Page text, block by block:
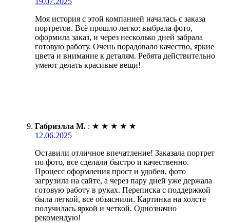
Моя история с этой компанией началась с заказа
портретов. Всё прошло легко: выбрала фото,
оформила заказ, и через несколько дней забрала
готовую работу. Очень порадовало качество, яркие
цвета и внимание к деталям. Ребята действительно
умеют делать красивые вещи!
Габриэлла М. : ★ ★ ★ ★ ★
12.06.2025
Оставили отличное впечатление! Заказала портрет
по фото, все сделали быстро и качественно.
Процесс оформления прост и удобен, фото
загрузила на сайте, а через пару дней уже держала
готовую работу в руках. Переписка с поддержкой
была легкой, все объяснили. Картинка на холсте
получилась яркой и четкой. Однозначно
рекомендую!